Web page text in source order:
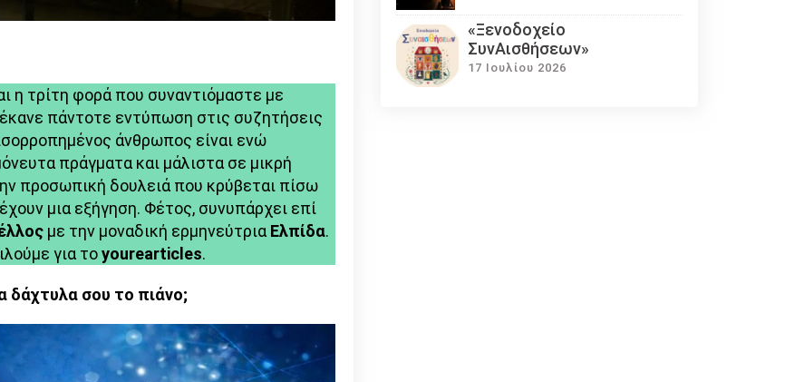
κόσμο
η τρίτη φορά που συναντιόμαστε με
πάντοτε εντύπωση στις συζητήσεις
άνθρωπος είναι ενώ
πράγματα και μάλιστα σε μικρή
προσωπική δουλειά που κρύβεται πίσω
μια εξήγηση. Φέτος, συνυπάρχει επί
με την μοναδική ερμηνεύτρια Ελπίδα.
για τοyourearticles.
δάχτυλα σου το πιάνο;
«Ξενοδοχείο
ΣυνΑισθήσεων»
17 Ιουλίου 2026